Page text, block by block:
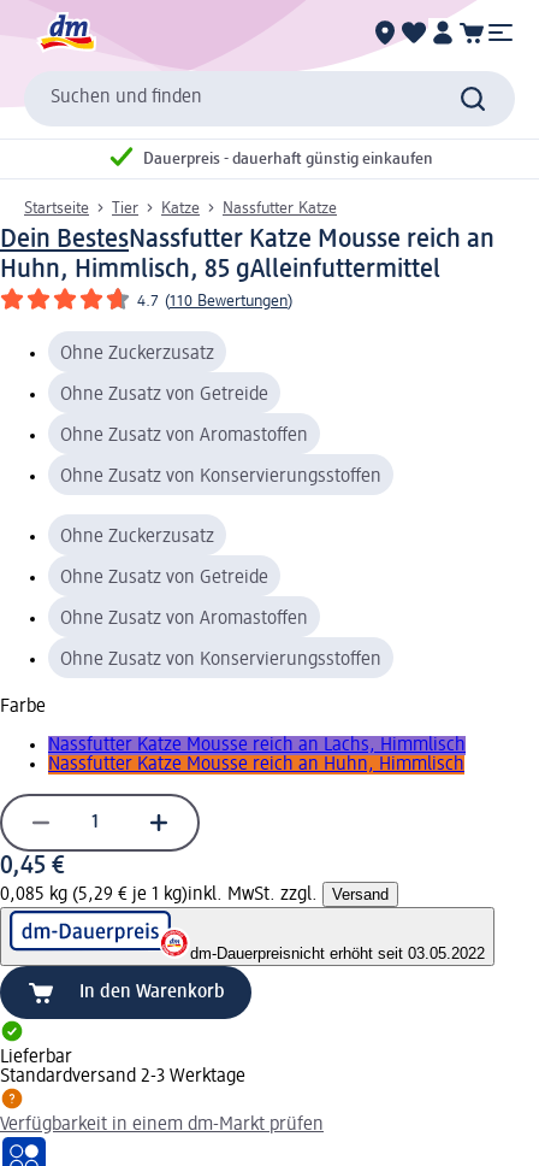
Suchen und finden
Dauerpreis - dauerhaft günstig einkaufen
Startseite Tier Katze Nassfutter Katze
Dein BestesNassfutter Katze Mousse reich an
Huhn, Himmlisch, 85 gAlleinfuttermittel
4.7 (110 Bewertungen)
Ohne Zuckerzusatz
Ohne Zusatz von Getreide
Ohne Zusatz von Aromastoffen
Ohne Zusatz von Konservierungsstoffen
Ohne Zuckerzusatz
Ohne Zusatz von Getreide
Ohne Zusatz von Aromastoffen
Ohne Zusatz von Konservierungsstoffen
Farbe
Nassfutter Katze Mousse reich an Lachs, Himmlisch
Nassfutter Katze Mousse reich an Huhn, Himmlisch
0,45 €
0,085 kg (5,29 € je 1 kg)inkl. MwSt. zzgl. Versand
dm-Dauerpreisnicht erhöht seit 03.05.2022
In den Warenkorb
Lieferbar
Standardversand 2-3 Werktage
Verfügbarkeit in einem dm-Markt prüfen